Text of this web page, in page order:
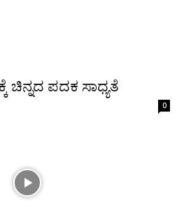
ಚಿನ್ನದ ಪದಕ ಸಾಧ್ಯತೆ
0